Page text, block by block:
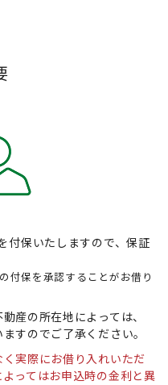
付保いたしますので、保証
付保を承認することがお借り
産の所在地によっては、
すのでご了承ください。
実際にお借り入れいただ
ってはお申込時の金利と異